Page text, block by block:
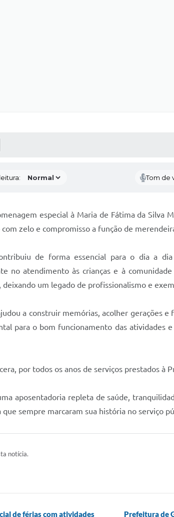
MÍDIAS
Tom de
especial à Maria de Fátima da Silva
zelo e compromisso a função de
de forma essencial para o dia a dia
no atendimento às crianças e à
um legado de profissionalismo e
a construir memórias, acolher gerações
para o bom funcionamento das atividades
por todos os anos de serviços prestados à
aposentadoria repleta de saúde,
sempre marcaram sua história no serviço
notícia.
de férias com atividades Prefeitura de